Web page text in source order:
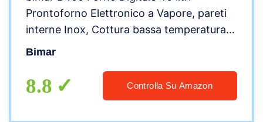
Prontoforno Elettronico a Vapore, pareti
interne Inox, Cottura bassa temperatura,
31 Programmi preimpostati Potenza 2100-
Bimar
8.8 Controlla Su Amazon